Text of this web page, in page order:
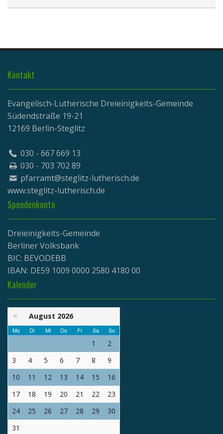
Kontakt
Evangelisch-Lutherische Dreieinigkeits-Gemeinde
Südendstraße 19-21
12169 Berlin-Steglitz
030 - 667 669 13
030 - 703 702 89
pfarramt@steglitz-lutherisch.de
www.steglitz-lutherisch.de
Spendenkonto
Dreieinigkeits-Gemeinde
Berliner Volksbank
BIC: BEVODEBB
IBAN: DE59 1009 0000 2580 4180 00
Kalender
< August 2026
Mo Di Mi Do Fr Sa So
1
2
3
4 5 6 7 8
9
10
11 12 13 14 15
16
17
18 19 20 21 22
23
24
25 26 27 28 29
30
31